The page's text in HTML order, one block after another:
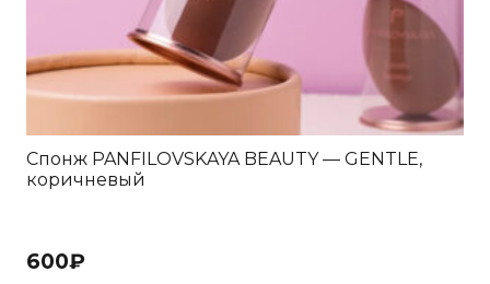
Спонж PANFILOVSKAYA BEAUTY — GENTLE,
коричневый
600₽